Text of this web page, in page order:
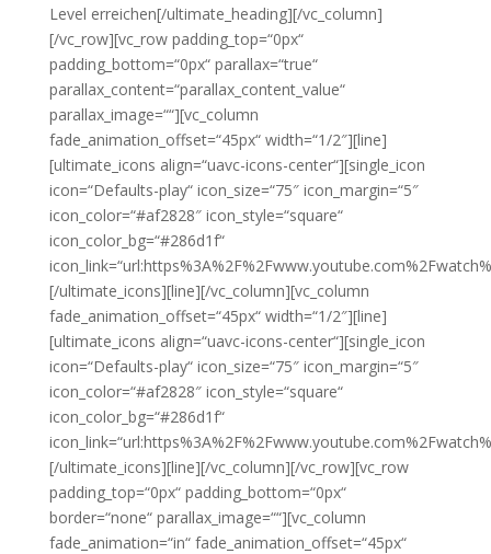
Level erreichen[/ultimate_heading][/vc_column]
[/vc_row][vc_row padding_top=“0px“
padding_bottom=“0px“ parallax=“true“
parallax_content=“parallax_content_value“
parallax_image=““][vc_column
fade_animation_offset=“45px“ width=“1/2″][line]
[ultimate_icons align=“uavc-icons-center“][single_icon
icon=“Defaults-play“ icon_size=“75″ icon_margin=“5″
icon_color=“#af2828″ icon_style=“square“
icon_color_bg=“#286d1f“
[/ultimate_icons][line][/vc_column][vc_column
fade_animation_offset=“45px“ width=“1/2″][line]
[ultimate_icons align=“uavc-icons-center“][single_icon
icon=“Defaults-play“ icon_size=“75″ icon_margin=“5″
icon_color=“#af2828″ icon_style=“square“
icon_color_bg=“#286d1f“
[/ultimate_icons][line][/vc_column][/vc_row][vc_row
padding_top=“0px“ padding_bottom=“0px“
border=“none“ parallax_image=““][vc_column
fade_animation=“in“ fade_animation_offset=“45px“